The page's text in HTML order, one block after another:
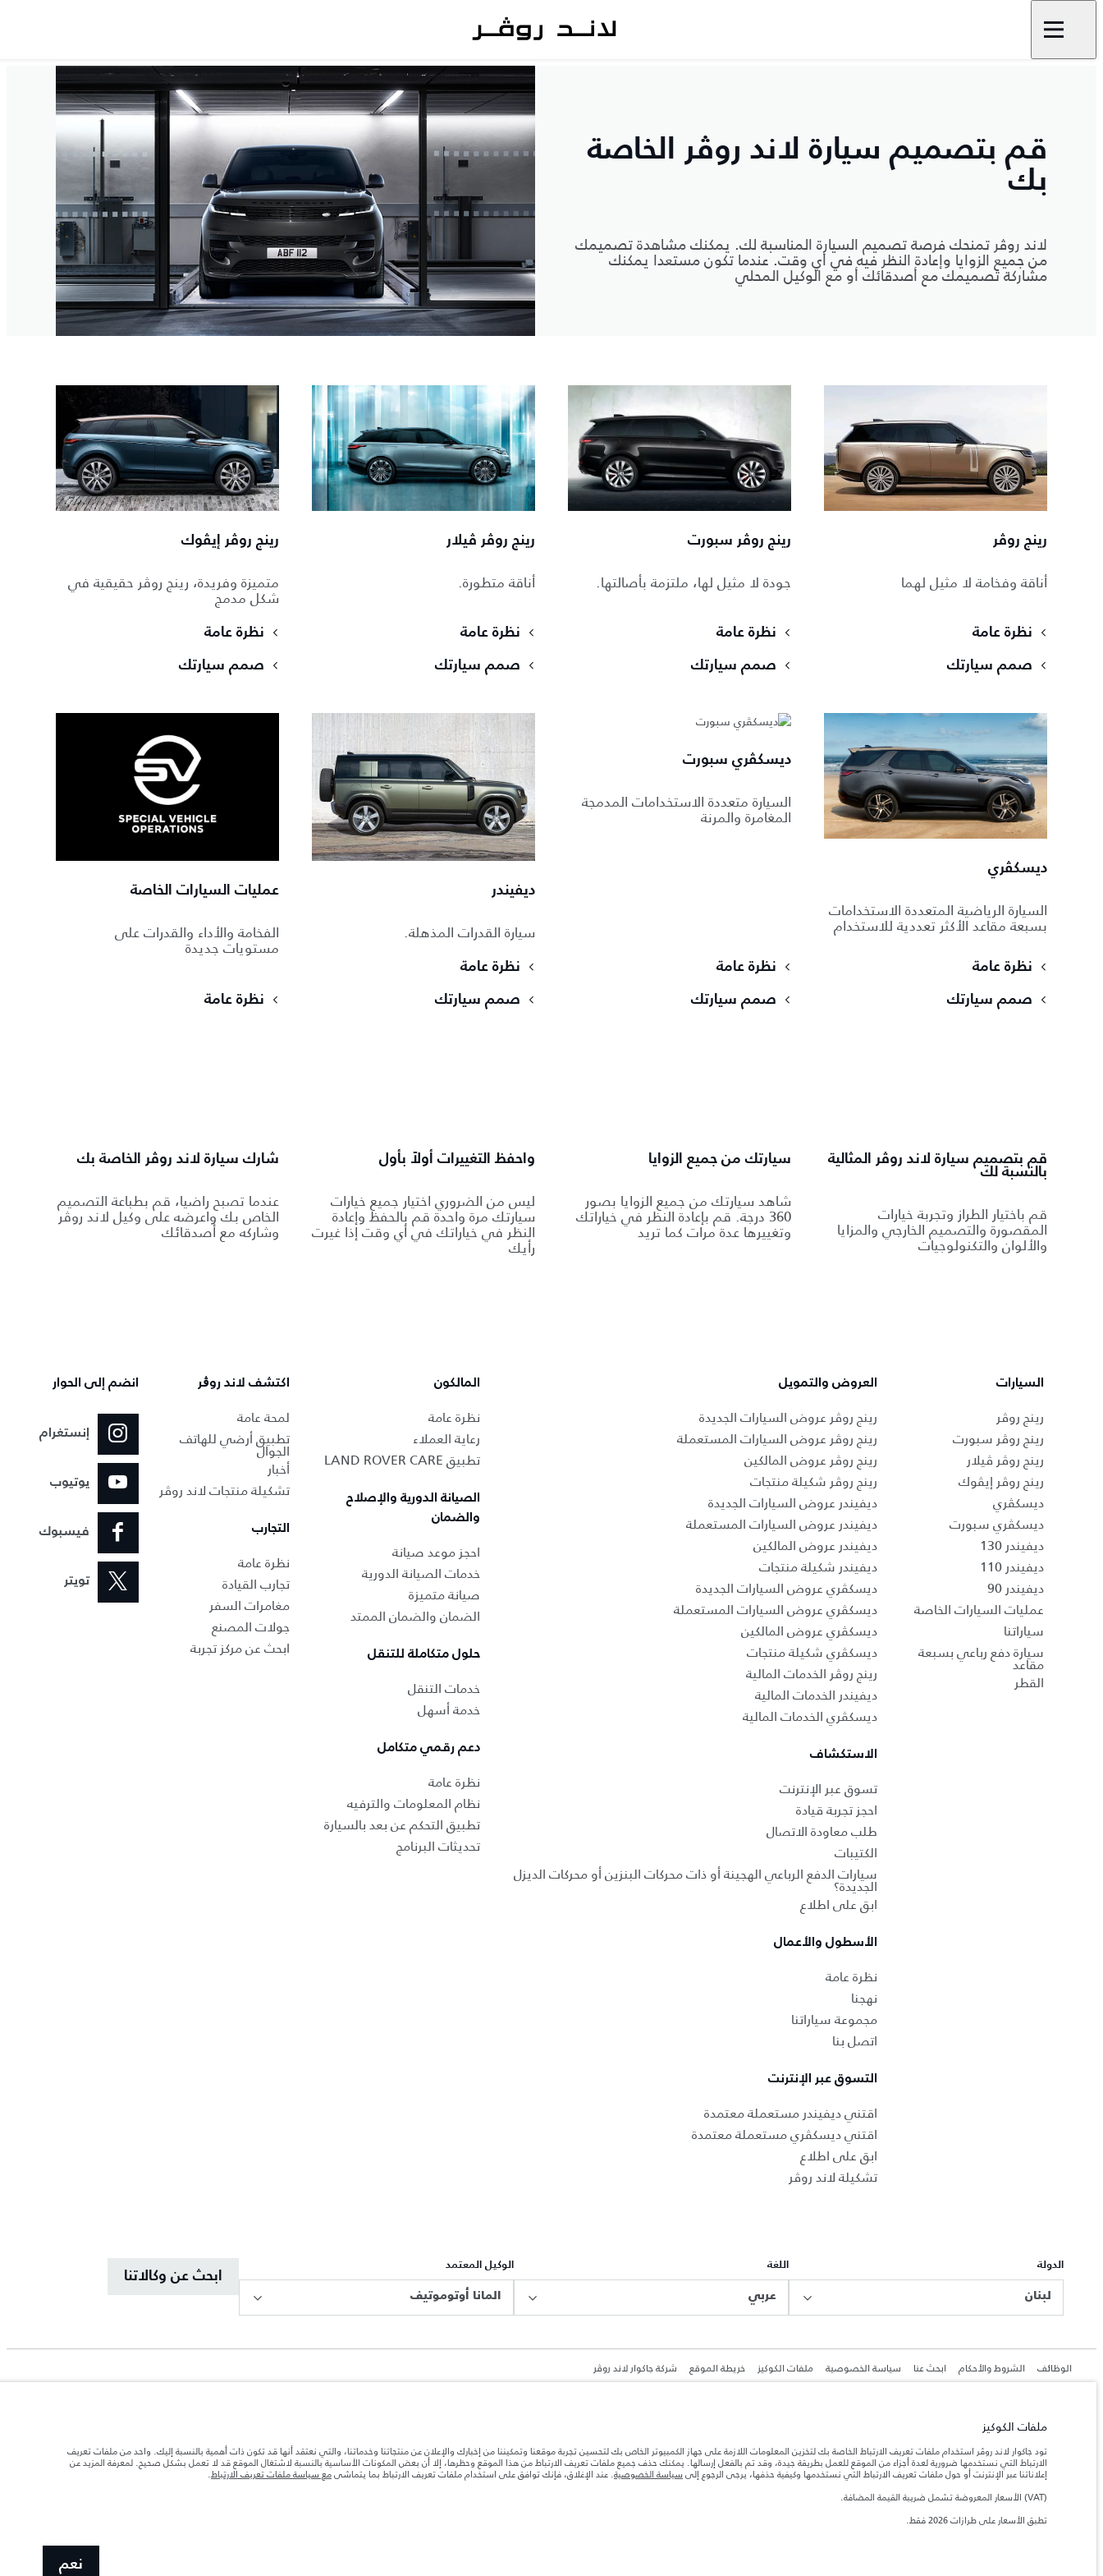
قم بتصميم سيارة لاند روڤر الخاصة
بك
لاند روڤر تمنحك فرصة تصميم السيارة المناسبة لك. يمكنك مشاهدة تصميمك
من جميع الزوايا وإعادة النظر فيه في أي وقت. عندما تكون مستعدا يمكنك
مشاركة تصميمك مع أصدقائك أو مع الوكيل المحلي
رينج روڤر
أناقة وفخامة لا مثيل لهما
نظرة عامة
صمم سيارتك
رينج روڤر سبورت​
جودة لا مثيل لها، ملتزمة بأصالتها.​
نظرة عامة
صمم سيارتك
رينج روڤر ڤيلار
أناقة متطورة.
نظرة عامة
صمم سيارتك
رينج روڤر إيڤوك
متميزة وفريدة، رينج روڤر حقيقية في
شكل مدمج
نظرة عامة
صمم سيارتك
ديسكڤري
السيارة الرياضية المتعددة الاستخدامات
بسبعة مقاعد الأكثر تعددية للاستخدام
نظرة عامة
صمم سيارتك
ديسكڤري سبورت
السيارة متعددة الاستخدامات المدمجة
المغامرة والمرنة
نظرة عامة
صمم سيارتك
ديفيندر
سيارة القدرات المذهلة.
نظرة عامة
صمم سيارتك
عمليات السيارات الخاصة
الفخامة والأداء والقدرات على
مستويات جديدة
نظرة عامة
قم بتصميم سيارة لاند روڤر المثالية
بالنسبة لك
قم باختيار الطراز وتجربة خيارات
المقصورة والتصميم الخارجي والمزايا
والألوان والتكنولوجيات
سيارتك من جميع الزوايا
شاهد سيارتك من جميع الزوايا بصور
360 درجة. قم بإعادة النظر في خياراتك
وتغييرها عدة مرات كما تريد
واحفظ التغييرات أولاً بأول
ليس من الضروري اختيار جميع خيارات
سيارتك مرة واحدة قم بالحفظ وإعادة
النظر في خياراتك في أي وقت إذا غيرت
رأيك
شارك سيارة لاند روڤر الخاصة بك
عندما تصبح راضيا، قم بطباعة التصميم
الخاص بك واعرضه على وكيل لاند روڤر
وشاركه مع أصدقائك
السيارات
رينج روڤر
رينج روڤر سبورت
رينج روڤر ڤيلار
رينج روڤر إيڤوك
ديسكڤري
ديسكڤري سبورت
ديفيندر 130
ديفيندر 110
ديفيندر 90
عمليات السيارات الخاصة
سياراتنا
سيارة دفع رباعي بسبعة
مقاعد
القطر
العروض والتمويل
رينج روڤر عروض السيارات الجديدة
رينج روڤر عروض السيارات المستعملة
رينج روڤر عروض المالكين
رينج روڤر شكيلة منتجات
ديفيندر عروض السيارات الجديدة
ديفيندر عروض السيارات المستعملة
ديفيندر عروض المالكين
ديفيندر شكيلة منتجات
ديسكڤري عروض السيارات الجديدة
ديسكڤري عروض السيارات المستعملة
ديسكڤري عروض المالكين
ديسكڤري شكيلة منتجات
رينج روڤر الخدمات المالية
ديفيندر الخدمات المالية
ديسكڤري الخدمات المالية
الاستكشاف
تسوق عبر الإنترنت
احجز تجربة قيادة
طلب معاودة الاتصال
الكتيبات
سيارات الدفع الرباعي الهجينة أو ذات محركات البنزين أو محركات الديزل
الجديدة؟
ابق على اطلاع
الأسطول والأعمال
نظرة عامة
نهجنا
مجموعة سياراتنا
اتصل بنا
التسوق عبر الإنترنت
اقتني ديفيندر مستعملة معتمدة
اقتني ديسكڤري مستعملة معتمدة
ابق على اطلاع
تشكيلة لاند روڤر
المالكون
نظرة عامة
رعاية العملاء
تطبيق LAND ROVER CARE
الصيانة الدورية والإصلاح
والضمان
احجز موعد صيانة
خدمات الصيانة الدورية
صيانة متميزة
الضمان والضمان الممتد
حلول متكاملة للتنقل
خدمات التنقل
خدمة أسهل
دعم رقمي متكامل
نظرة عامة
نظام المعلومات والترفيه
تطبيق التحكم عن بعد بالسيارة
تحديثات البرنامج
اكتشف لاند روڨر
لمحة عامة
تطبيق أرضي للهاتف
الجوال
أخبار
تشكيلة منتجات لاند روڤر
التجارب
نظرة عامة
تجارب القيادة
مغامرات السفر
جولات المصنع
ابحث عن مركز تجربة
انضم إلى الحوار
إنستغرام
يوتيوب
فيسبوك
تويتر
الدولة
لبنان
اللغة
عربي
الوكيل المعتمد
المانا أوتوموتيف
ابحث عن وكالاتنا
الوظائف الشروط والأحكام ابحث عنا سياسة الخصوصية ملفات الكوكيز خريطة الموقع شركة جاكوار لاند روڤر
جاكوار لاند روڨر المحدودة: 2026
لبنان, المانا أوتوموتيف
المعلومات والمواصفات والأسعار والألوان المذكورة على هذا الموقع قد تختلف من بلد إلى آخر، كما أنّها قد تتغير بدون إشعار مسبق. الرجاء التواصل مع وكيلنا المحلي للتأكد من توفّرها والتحقق من الأسعار.
إن النقص العالمي في أشباه الموصلات يؤثر حاليًا في مواصفات تصميم السيارات وتوفر الخيارات وتوقيتات التصاميم. هذا ظرف ديناميكي للغاية، ونتيجة لذلك، قد لا تمثّل الصور المستخدَمة ضمن موقع الويب حاليًا المواصفات الحالية بالكامل بالنسبة إلى الميزات
ملفات الكوكيز
تود جاكوار لاند روڤر استخدام ملفات تعريف الارتباط الخاصة بك لتخزين المعلومات اللازمة على جهاز الكمبيوتر الخاص بك لتحسين تجربة موقعنا وتمكيننا من إخبارك والإعلان عن منتجاتنا وخدماتنا، والتي نعتقد أنها قد تكون ذات أهمية بالنسبة إليك. واحد من ملفات تعريف
الارتباط التي نستخدمها ضرورية لعدة أجزاء من الموقع للعمل بطريقة جيدة، وقد تم بالفعل إرسالها. يمكنك حذف جميع ملفات تعريف الارتباط من هذا الموقع وحظرها، إلا أن بعض المكونات الأساسية بالنسبة لاشتغال الموقع قد لا تعمل بشكل صحيح. لمعرفة المزيد عن
إعلاناتنا عبر الإنترنت أو حول ملفات تعريف الارتباط التي نستخدمها وكيفية حذفها، يرجى الرجوع إلى سياسة الخصوصية. عند الإغلاق، فإنك توافق على استخدام ملفات تعريف الارتباط بما يتماشىمع سياسة ملفات تعريف الارتباط.
(VAT) الأسعار المعروضة تشمل ضريبة القيمة المضافة.
تطبق الأسعار على طرازات 2026 فقط.‎
نعم